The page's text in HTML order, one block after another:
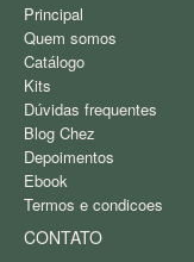
Principal
Quem somos
Catálogo
Kits
Dúvidas frequentes
Blog Chez
Depoimentos
Ebook
Termos e condicoes
CONTATO